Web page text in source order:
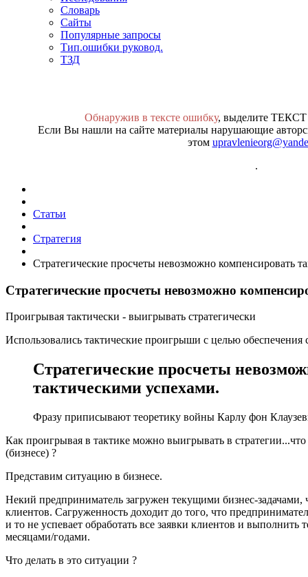
Словарь
Сайты
Популярные запросы
Тип.ошибки руковод.
ТЗД
Обнаружив в тексте ошибку, выделите
Если Вы нашли на сайте материалы нарушающие
этом
.
Статьи
Стратегия
Стратегические просчеты невозможно компенсировать
Стратегические просчеты невозможно
Проигрывая тактически - выигрывать стратегически
Использовались тактические проигрыши с целью обеспечения
Стратегические просчеты
тактическими успехами.
Фразу приписывают теоретику войны Карлу фон
Как проигрывая в тактике можно выигрывать в стратегии...что
(бизнесе) ?
Представим ситуацию в бизнесе.
Некий предприниматель загружен текущими бизнес-задачами,
клиентов. Сагруженность доходит до того, что
и то не успевает обработать все заявки клиентов и выполнить
месяцами/годами.
Что делать в это ситуации ?